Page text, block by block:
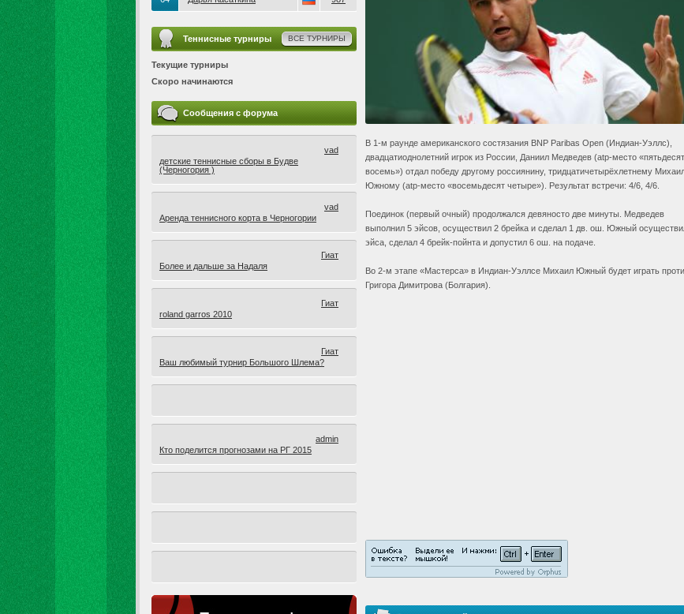
В 1-м раунде американского состязания BNP Paribas Open (Индиан-Уэллс),
двадцатиоднолетний игрок из России, Даниил Медведев (atp-место «пятьдесят
восемь») отдал победу другому россиянину, тридцатичетырёхлетнему
Южному (atp-место «восемьдесят четыре»). Результат встречи: 4/6, 4/6.
Поединок (первый очный) продолжался девяносто две минуты. Медведев
выполнил 5 эйсов, осуществил 2 брейка и сделал 1 дв. ош. Южный
эйса, сделал 4 брейк-пойнта и допустил 6 ош. на подаче.
Во 2-м этапе «Мастерса» в Индиан-Уэллсе Михаил Южный будет играть
Григора Димитрова (Болгария).
Теннисные турниры ВСЕ ТУРНИРЫ
Текущие турниры
Скоро начинаются
Сообщения с форума
детские теннисные сборы в Будве
(Черногория )
vad
Аренда теннисного корта в Черногории
vad
Более и дальше за Надаля
Гиат
roland garros 2010
Гиат
Ваш любимый турнир Большого Шлема?
Гиат
Кто поделится прогнозами на РГ 2015
admin